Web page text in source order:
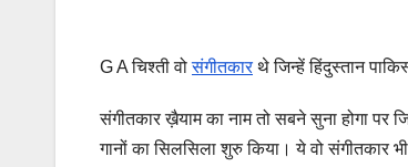
G A चिश्ती वोसंगीतकारथे जिन्हें हिंदुस्तान
संगीतकार ख़ैयाम का नाम तो सबने सुना होगा पर
गानों का सिलसिला शुरु किया। ये वो संगीतकार